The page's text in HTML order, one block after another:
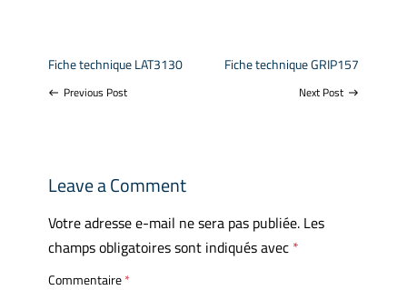
Fiche technique LAT3130
west Previous Post
Fiche technique GRIP157
Next Post east
Leave a Comment
Votre adresse e-mail ne sera pas publiée. Les
champs obligatoires sont indiqués avec *
Commentaire*